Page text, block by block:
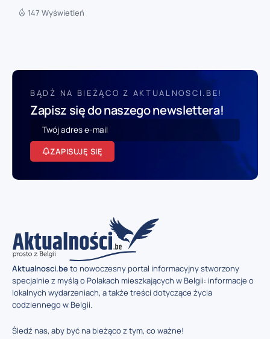
147 Wyświetleń
BĄDŹ NA BIEŻĄCO Z AKTUALNOSCI.BE!
Zapisz się do naszego newslettera!
ZAPISUJĘ SIĘ
Aktualnosci.beto nowoczesny portal informacyjny stworzony
specjalnie z myślą o Polakach mieszkających w Belgii: informacje o
lokalnych wydarzeniach, a także treści dotyczące życia
codziennego w Belgii.
Śledź nas, aby być na bieżąco z tym, co ważne!